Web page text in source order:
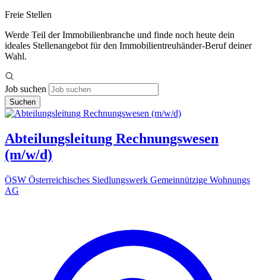
Freie Stellen
Werde Teil der Immobilienbranche und finde noch heute dein
ideales Stellenangebot für den Immobilientreuhänder-Beruf deiner
Wahl.
Job suchen
Suchen
Abteilungsleitung Rechnungswesen
(m/w/d)
ÖSW Österreichisches Siedlungswerk Gemeinnützige Wohnungs
AG